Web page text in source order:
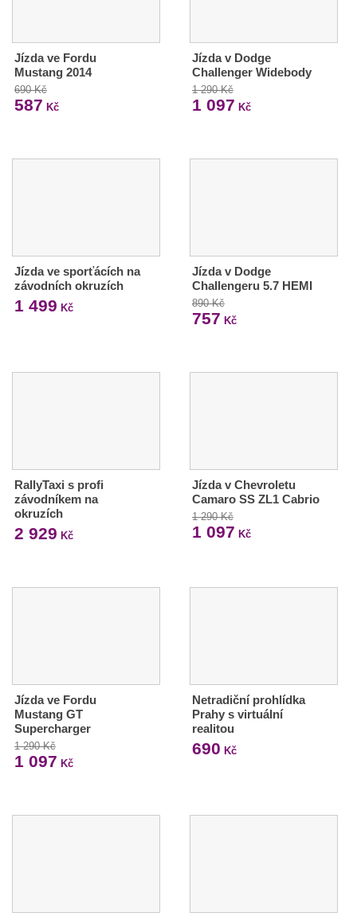
Jízda ve Fordu
Mustang 2014
690 Kč
587 Kč
Jízda v Dodge
Challenger Widebody
1 290 Kč
1 097 Kč
Jízda ve sporťácích na
závodních okruzích
1 499 Kč
Jízda v Dodge
Challengeru 5.7 HEMI
890 Kč
757 Kč
RallyTaxi s profi
závodníkem na
okruzích
2 929 Kč
Jízda v Chevroletu
Camaro SS ZL1 Cabrio
1 290 Kč
1 097 Kč
Jízda ve Fordu
Mustang GT
Supercharger
1 290 Kč
1 097 Kč
Netradiční prohlídka
Prahy s virtuální
realitou
690 Kč